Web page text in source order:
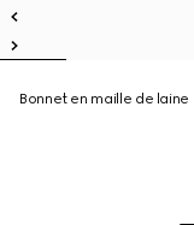
Bonnet en maille de